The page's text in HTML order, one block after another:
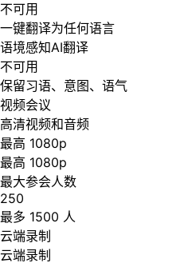
不可用
一键翻译为任何语言
语境感知AI翻译
不可用
保留习语、意图、语气
视频会议
高清视频和音频
最高 1080p
最高 1080p
最大参会人数
250
最多 1500 人
云端录制
云端录制